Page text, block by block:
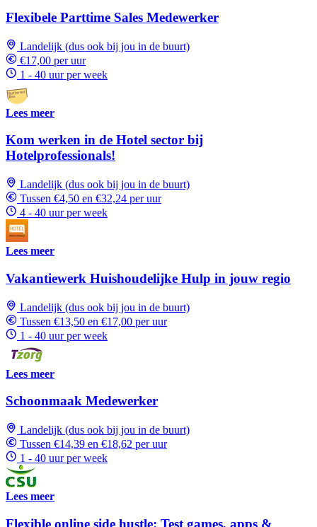
Flexibele Parttime Sales Medewerker
Landelijk (dus ook bij jou in de buurt)
€17,00 per uur
1 - 40 uur per week
Lees meer
Kom werken in de Hotel sector bij
Hotelprofessionals!
Landelijk (dus ook bij jou in de buurt)
Tussen €4,50 en €32,24 per uur
4 - 40 uur per week
Lees meer
Vakantiewerk Huishoudelijke Hulp in jouw regio
Landelijk (dus ook bij jou in de buurt)
Tussen €13,50 en €17,00 per uur
1 - 40 uur per week
Lees meer
Schoonmaak Medewerker
Landelijk (dus ook bij jou in de buurt)
Tussen €14,39 en €18,62 per uur
1 - 40 uur per week
Lees meer
Flexible online side hustle: Test games, apps &